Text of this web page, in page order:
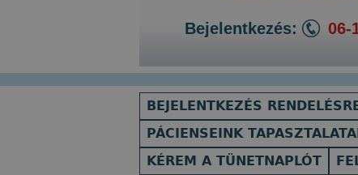
Bejelentkezés: 06-
BEJELENTKEZÉS
PÁCIENSEINK
KÉREM A TÜNETNAPLÓT